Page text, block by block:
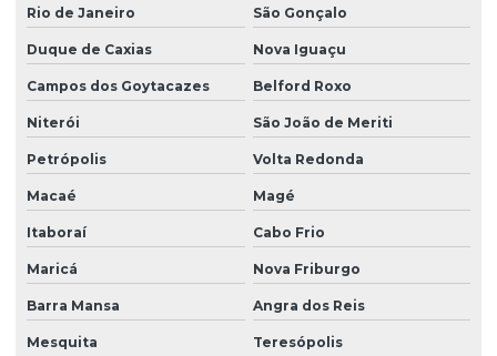
Plastificante vegetal para pvc
Plastisol
Plastisol atóxico
Plastisol pvc
Querosene desodorizado
Querosene desodorizado preço
Redutor de viscosidade
Redutor de viscosidade atóxico para pastas
Rio de Janeiro São Gonçalo
Duque de Caxias Nova Iguaçu
Campos dos Goytacazes Belford Roxo
Niterói São João de Meriti
Petrópolis Volta Redonda
Macaé Magé
Itaboraí Cabo Frio
Maricá Nova Friburgo
Barra Mansa Angra dos Reis
Mesquita Teresópolis